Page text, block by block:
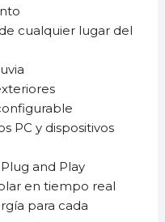
cualquier lugar del
PC y dispositivos
and Play
en tiempo real
para cada